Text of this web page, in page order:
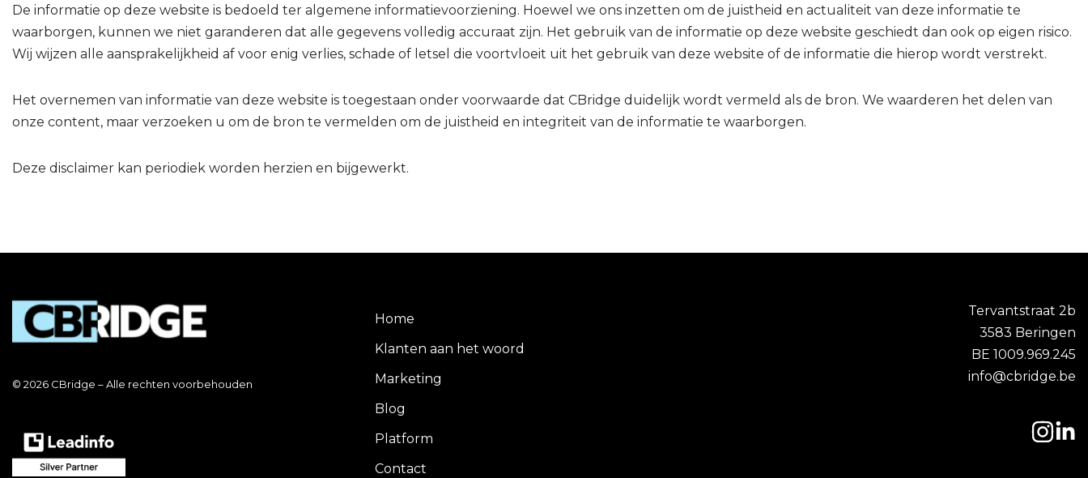
De informatie op deze website is bedoeld ter algemene informatievoorziening. Hoewel we ons inzetten om de juistheid en actualiteit van deze informatie te
waarborgen, kunnen we niet garanderen dat alle gegevens volledig accuraat zijn. Het gebruik van de informatie op deze website geschiedt dan ook op eigen risico.
Wij wijzen alle aansprakelijkheid af voor enig verlies, schade of letsel die voortvloeit uit het gebruik van deze website of de informatie die hierop wordt verstrekt.
Het overnemen van informatie van deze website is toegestaan onder voorwaarde dat CBridge duidelijk wordt vermeld als de bron. We waarderen het delen van
onze content, maar verzoeken u om de bron te vermelden om de juistheid en integriteit van de informatie te waarborgen.
Deze disclaimer kan periodiek worden herzien en bijgewerkt.
© 2026 CBridge – Alle rechten voorbehouden
Home
Klanten aan het woord
Marketing
Blog
Platform
Contact
Tervantstraat 2b
3583 Beringen
BE 1009.969.245
info@cbridge.be